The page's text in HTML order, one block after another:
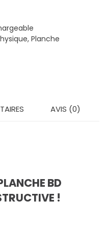
, Planche
AVIS (0)
BD
!